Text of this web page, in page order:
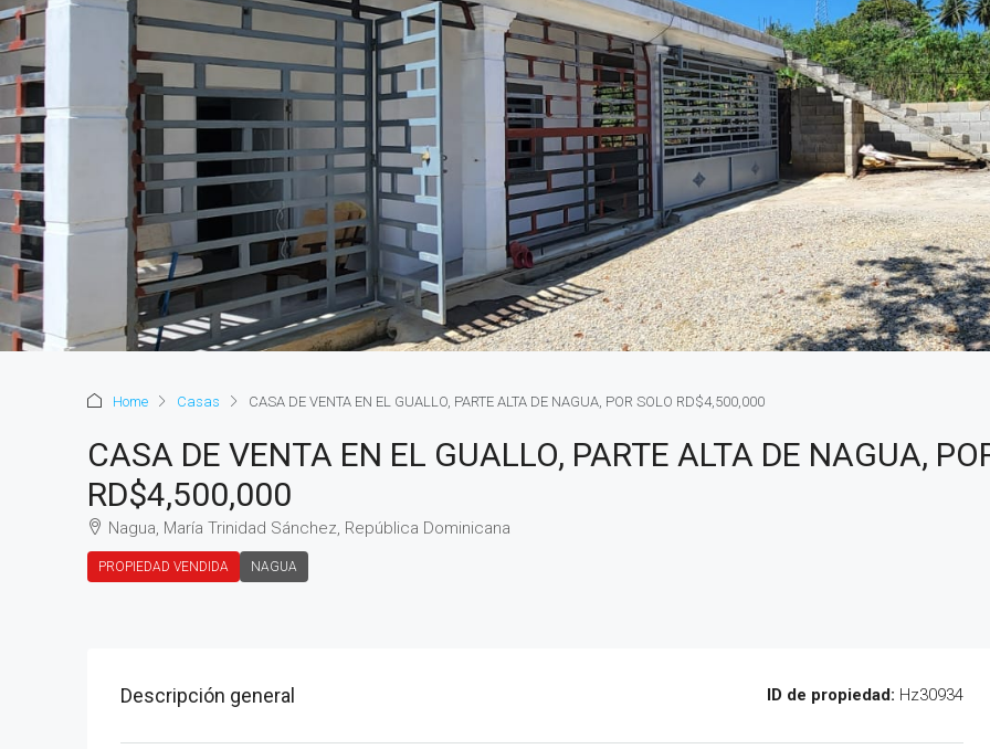
Home Casas CASA DE VENTA EN EL GUALLO, PARTE ALTA DE NAGUA, POR SOLO RD$4,500,000
CASA DE VENTA EN EL GUALLO, PARTE ALTA DE NAGUA,
RD$4,500,000
Nagua, María Trinidad Sánchez, República Dominicana
PROPIEDAD VENDIDA NAGUA
Descripción general ID de propiedad: Hz30934